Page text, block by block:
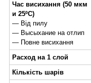
Час висихання (50 мкм
и 25ºC)
— Від пилу
— Высыхание на отлип
— Повне висихання
Расход на 1 слой
Кількість шарів